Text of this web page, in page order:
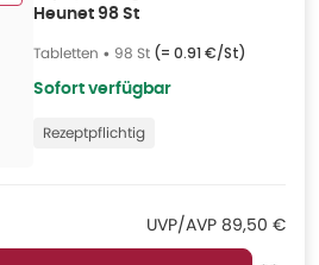
Heunet 98 St
Tabletten • 98 St (= 0.91 €/St)
Sofort verfügbar
Rezeptpflichtig
UVP/AVP UVP/AVP
89,50 €